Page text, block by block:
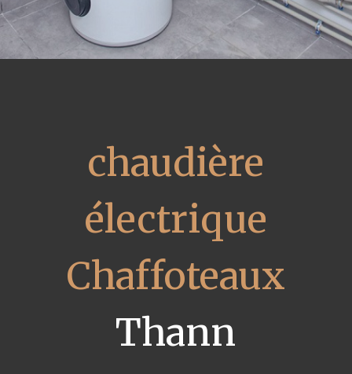
chaudière
électrique
Chaffoteaux
Thann